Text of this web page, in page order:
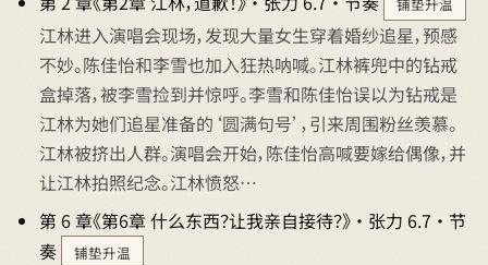
江林进入演唱会现场，发现大量女生穿着婚纱追星，预感
不妙。陈佳怡和李雪也加入狂热呐喊。江林裤兜中的钻戒
盒掉落，被李雪捡到并惊呼。李雪和陈佳怡误以为钻戒是
江林为她们追星准备的‘圆满句号’，引来周围粉丝羡慕。
江林被挤出人群。演唱会开始，陈佳怡高喊要嫁给偶像，并
让江林拍照纪念。江林愤怒…
第 6 章《第6章 什么东西？让我亲自接待？》 · 张力 6.7 · 节
奏
铺垫升温